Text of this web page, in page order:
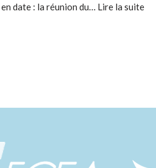
date : la réunion du… Lire la suite